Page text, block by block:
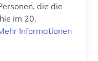
europäische geistesgeschichte (1)
die die
im 20.
Informationen